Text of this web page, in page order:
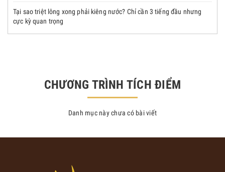
Tại sao triệt lông xong phải kiêng nước? Chỉ cần 3 tiếng đầu nhưng
cực kỳ quan trọng
CHƯƠNG TRÌNH TÍCH ĐIỂM
Danh mục này chưa có bài viết